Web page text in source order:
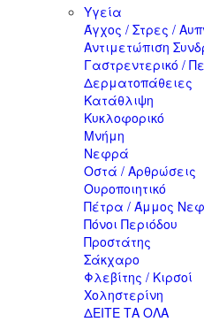
Υγεία
Άγχος / Στρες /
Αντιμετώπιση
Γαστρεντερικό /
Δερματοπάθειες
Κατάθλιψη
Κυκλοφορικό
Μνήμη
Νεφρά
Οστά / Αρθρώσεις
Ουροποιητικό
Πέτρα / Άμμος
Πόνοι Περιόδου
Προστάτης
Σάκχαρο
Φλεβίτης / Κιρσοί
Χοληστερίνη
ΔΕΙΤΕ ΤΑ ΟΛΑ